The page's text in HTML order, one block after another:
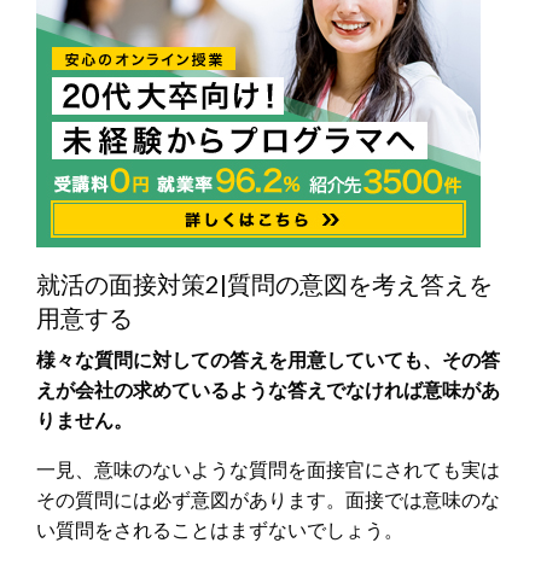
就活の面接対策2|質問の意図を考え答えを
用意する
様々な質問に対しての答えを用意していても、その答
えが会社の求めているような答えでなければ意味があ
りません。
一見、意味のないような質問を面接官にされても実は
その質問には必ず意図があります。面接では意味のな
い質問をされることはまずないでしょう。